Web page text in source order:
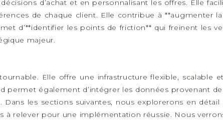
d’achat et en personnalisant les offres. Elle
de chaque client. Elle contribue à **augmenter
d’**identifier les points de friction** qui freinent les
majeur.
Elle offre une infrastructure flexible, scalable
également d’intégrer les données provenant
les sections suivantes, nous explorerons en détail
à relever pour une implémentation réussie. Nous